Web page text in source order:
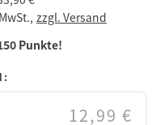
zzgl. Versand
Punkte!
12,99 €